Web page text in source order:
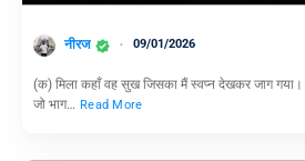
नीरज 09/01/2026
(क) मिला कहाँ वह सुख जिसका मैं स्वप्न देखकर जाग
जो भाग… Read More